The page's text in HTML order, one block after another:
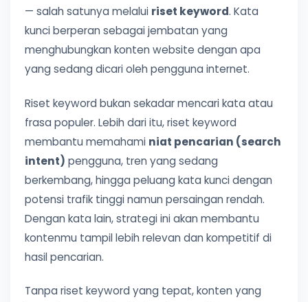
— salah satunya melalui riset keyword. Kata
kunci berperan sebagai jembatan yang
menghubungkan konten website dengan apa
yang sedang dicari oleh pengguna internet.
Riset keyword bukan sekadar mencari kata atau
frasa populer. Lebih dari itu, riset keyword
membantu memahami niat pencarian (search
intent) pengguna, tren yang sedang
berkembang, hingga peluang kata kunci dengan
potensi trafik tinggi namun persaingan rendah.
Dengan kata lain, strategi ini akan membantu
kontenmu tampil lebih relevan dan kompetitif di
hasil pencarian.
Tanpa riset keyword yang tepat, konten yang